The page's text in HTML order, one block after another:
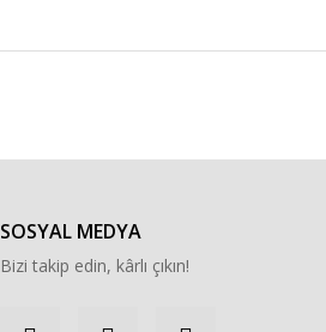
SOSYAL MEDYA
Bizi takip edin, kârlı çıkın!